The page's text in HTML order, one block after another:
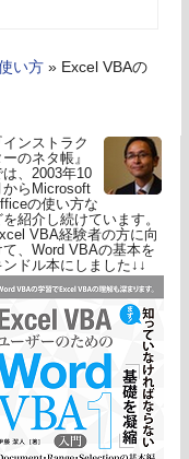
い方 » Excel VBAの
インストラク
ーのネタ帳』
は、2003年10
からMicrosoft
の使い方な
を紹介し続けています。
VBA経験者の方に向
て、Word VBAの基本を
ンドル本にしました↓↓